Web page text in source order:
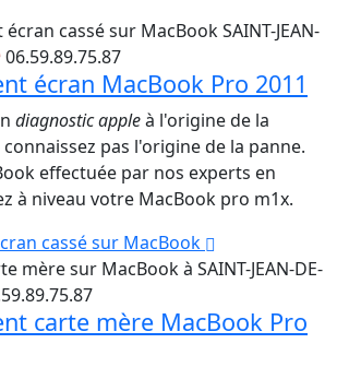
écran MacBook Pro 2011
diagnostic appleà l'origine de la
pas l'origine de la panne.
effectuée par nos experts en
à niveau votre MacBook pro m1x.
cassé sur MacBook
carte mère MacBook Pro